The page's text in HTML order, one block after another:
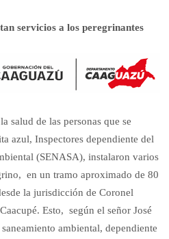
servicios a los peregrinantes
salud de las personas que se
azul, Inspectores dependiente del
(SENASA), instalaron varios
en un tramo aproximado de 80
la jurisdicción de Coronel
Esto, según el señor José
ambiental, dependiente